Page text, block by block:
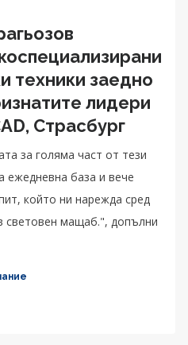
техники заедно
лидери
Страсбург
за голяма част от тези
ежедневна база и вече
който ни нарежда сред
световен мащаб.", допълни